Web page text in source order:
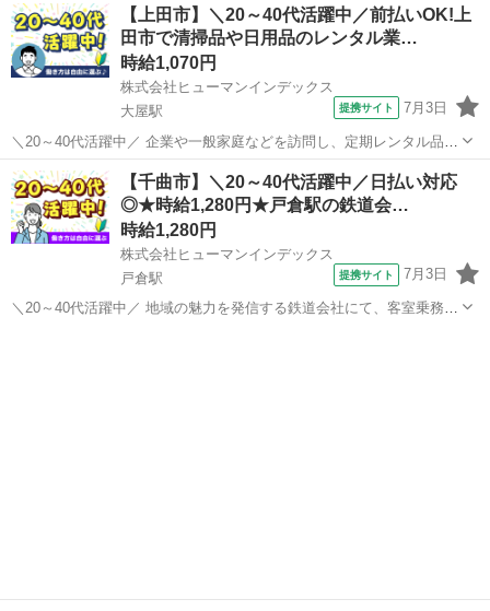
【上田市】＼20～40代活躍中／前払いOK!上
田市で清掃品や日用品のレンタル業…
時給1,070円
株式会社ヒューマンインデックス
大屋駅
提携サイト 7月3日
＼20～40代活躍中／ 企業や一般家庭などを訪問し、定期レンタル品の
納品や交換業務を行っていただきます。 ◇ 具体的な業務内容 ◇ ●マ
ット、モップなどレンタル商品の回収および納品 ●企業、各種施設、
お店、一般家庭への清...
長野 上田市 大屋駅
【千曲市】＼20～40代活躍中／日払い対応
◎★時給1,280円★戸倉駅の鉄道会…
時給1,280円
株式会社ヒューマンインデックス
戸倉駅
提携サイト 7月3日
＼20～40代活躍中／ 地域の魅力を発信する鉄道会社にて、客室乗務員